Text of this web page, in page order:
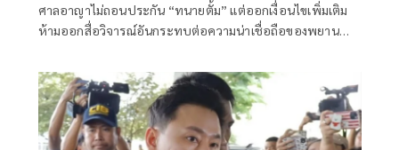
ศาลอาญาไม่ถอนประกัน “ทนายตั้ม” แต่ออกเงื่อนไขเพิ่มเติม
ห้ามออกสื่อวิจารณ์อันกระทบต่อความน่าเชื่อถือของพยาน